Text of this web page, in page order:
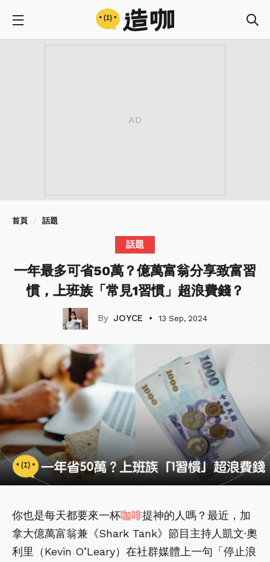
首頁 話題
話題
一年最多可省50萬？億萬富翁分享致富習
慣，上班族「常見1習慣」超浪費錢？
JOYCE 13 Sep, 2024
你也是每天都要來一杯咖啡提神的人嗎？最近，加
拿大億萬富翁兼《Shark Tank》節目主持人凱文·奧
利里（Kevin O’Leary）在社群媒體上一句「停止浪